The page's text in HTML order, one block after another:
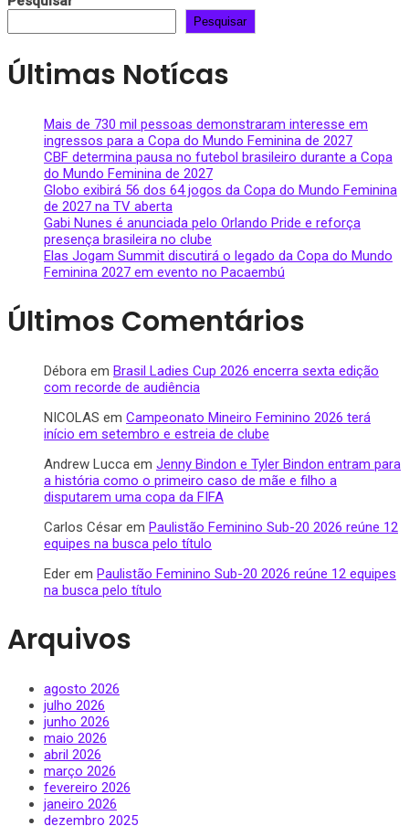
Pesquisar
Últimas Notícas
Mais de 730 mil pessoas demonstraram interesse em
ingressos para a Copa do Mundo Feminina de 2027
CBF determina pausa no futebol brasileiro durante a Copa
do Mundo Feminina de 2027
Globo exibirá 56 dos 64 jogos da Copa do Mundo Feminina
de 2027 na TV aberta
Gabi Nunes é anunciada pelo Orlando Pride e reforça
presença brasileira no clube
Elas Jogam Summit discutirá o legado da Copa do Mundo
Feminina 2027 em evento no Pacaembú
Últimos Comentários
Débora em Brasil Ladies Cup 2026 encerra sexta edição
com recorde de audiência
NICOLAS em Campeonato Mineiro Feminino 2026 terá
início em setembro e estreia de clube
Andrew Lucca em Jenny Bindon e Tyler Bindon entram para
a história como o primeiro caso de mãe e filho a
disputarem uma copa da FIFA
Carlos César em Paulistão Feminino Sub-20 2026 reúne 12
equipes na busca pelo título
Eder em Paulistão Feminino Sub-20 2026 reúne 12 equipes
na busca pelo título
Arquivos
agosto 2026
julho 2026
junho 2026
maio 2026
abril 2026
março 2026
fevereiro 2026
janeiro 2026
dezembro 2025